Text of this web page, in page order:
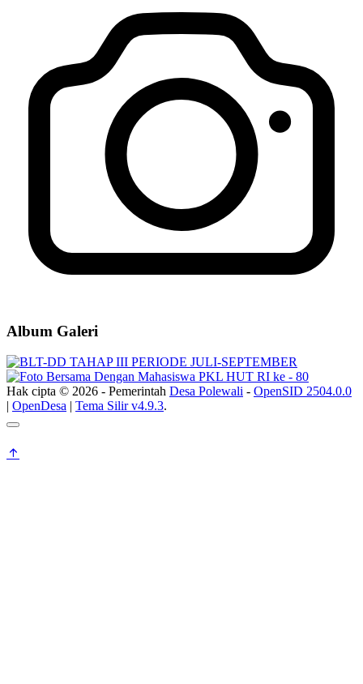
Album Galeri
Hak cipta © 2026 - Pemerintah Desa Polewali - OpenSID 2504.0.0
| OpenDesa | Tema Silir v4.9.3.